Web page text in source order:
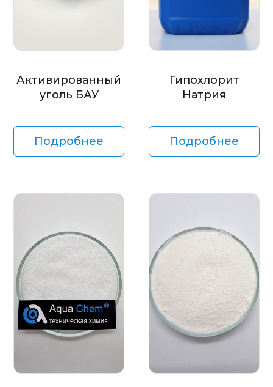
Активированный
уголь БАУ
Подробнее
Гипохлорит
Натрия
Подробнее